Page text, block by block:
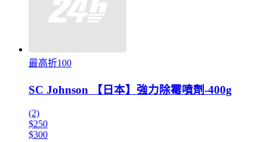
最高折100
SC Johnson 【日本】強力除霉噴劑-400g
(2)
$250
$300